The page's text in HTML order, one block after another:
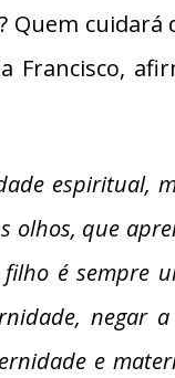
cuidará
Francisco,
espiritual,
olhos, que
é sempre
negar
e